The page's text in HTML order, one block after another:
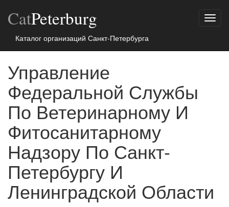
CatPeterburg
Каталог организаций Санкт-Петербурга
Управление
Федеральной Службы
По Ветеринарному И
Фитосанитарному
Надзору По Санкт-
Петербургу И
Ленинградской Области